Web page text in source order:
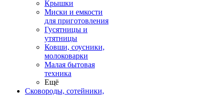
Крышки
Миски и емкости
для приготовления
Гусятницы и
утятницы
Ковши, соусники,
молоковарки
Малая бытовая
техника
Ещё
Сковороды, сотейники,